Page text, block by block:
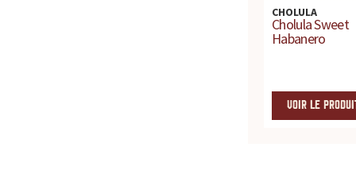
CHOLULA
Cholula Sweet
Habanero
VOIR LE